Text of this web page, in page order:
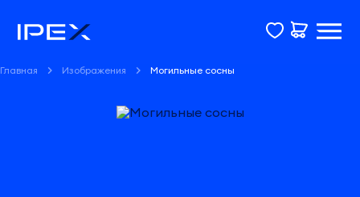
Главная Изображения Могильные сосны